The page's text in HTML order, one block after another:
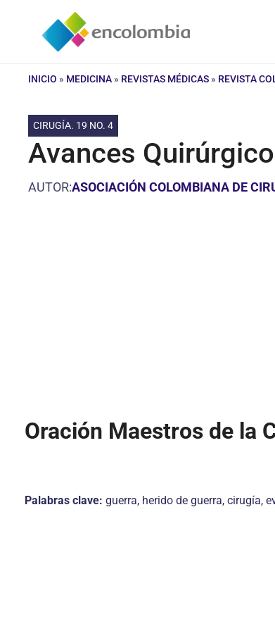
contenido
INICIO » MEDICINA » REVISTAS MÉDICAS » REVISTA
CIRUGÍA. 19 NO. 4
Avances
AUTOR:ASOCIACIÓN COLOMBIANA DE
Oración Maestros de la
Palabras clave: guerra, herido de guerra, cirugía,